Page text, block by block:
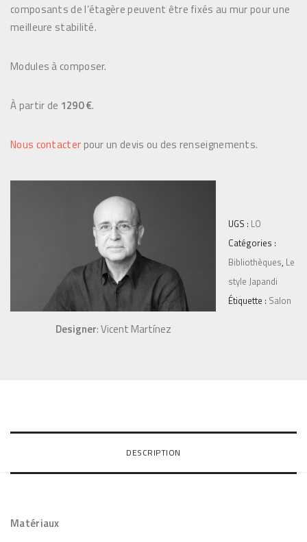
composants de l’étagère peuvent être fixés au mur pour une
meilleure stabilité.
Modules à composer.
À partir de 1290 €.
Nous contacter pour un devis ou des renseignements.
Designer: Vicent Martínez
UGS : LO
Catégories :
Bibliothèques, Le
style Japandi
Étiquette : Salon
DESCRIPTION
Matériaux